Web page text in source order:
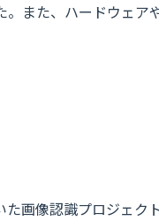
また、ハードウェ
画像認識プロジェ